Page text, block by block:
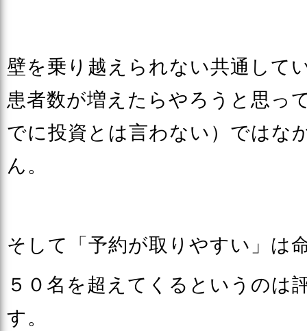
壁を乗り越えられない共通して
患者数が増えたらやろうと思っ
でに投資とは言わない）ではな
ん。
そして「予約が取りやすい」は
５０名を超えてくるというのは
す。